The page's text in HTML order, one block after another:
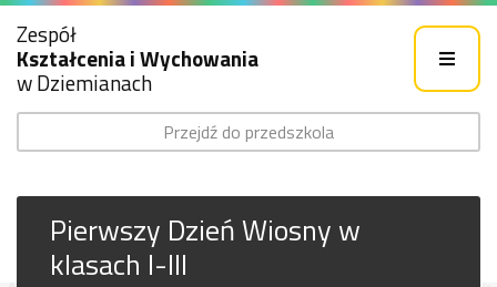
Zespół
Kształcenia i Wychowania
w Dziemianach
Przejdź do przedszkola
Pierwszy Dzień Wiosny w
klasach I-III